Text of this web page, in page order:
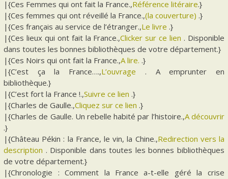
|{Ces Femmes qui ont fait la France.,Référence litéraire.}
|{Ces femmes qui ont réveillé la France.,(la couverture) .}
|{Ces français au service de l’étranger.,Le livre .}
|{Ces lieux qui ont fait la France.,Clicker sur ce lien . Disponible
dans toutes les bonnes bibliothèques de votre département.}
|{Ces Noirs qui ont fait la France.,A lire. .}
|{C’est ça la France….,L’ouvrage . A emprunter en
bibliothèque.}
|{C’est fort la France !.,Suivre ce lien .}
|{Charles de Gaulle.,Cliquez sur ce lien .}
|{Charles de Gaulle. Un rebelle habité par l’histoire.,A découvrir
.}
|{Château Pékin : la France, le vin, la Chine.,Redirection vers la
description . Disponible dans toutes les bonnes bibliothèques
de votre département.}
|{Chronologie : Comment la France a-t-elle géré la crise